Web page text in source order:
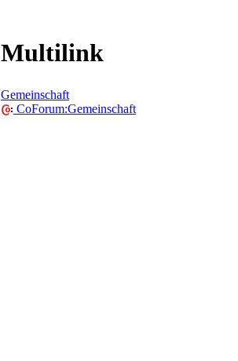
Multilink
Gemeinschaft
CoForum:Gemeinschaft